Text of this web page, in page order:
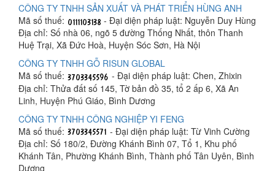
CÔNG TY TNHH SẢN XUẤT VÀ PHÁT TRIỂN HÙNG ANH
Mã số thuế:
- Đại diện pháp luật: Nguyễn Duy Hùng
Địa chỉ: Số nhà 06, ngõ 5 đường Thống Nhất, thôn Thanh
Huệ Trại, Xã Đức Hoà, Huyện Sóc Sơn, Hà Nội
CÔNG TY TNHH GỖ RISUN GLOBAL
Mã số thuế:
- Đại diện pháp luật: Chen, Zhixin
Địa chỉ: Thửa đất số 145, Tờ bản đồ 35, tổ 2 ấp 6, Xã An
Linh, Huyện Phú Giáo, Bình Dương
CÔNG TY TNHH CÔNG NGHIỆP YI FENG
Mã số thuế:
- Đại diện pháp luật: Từ Vinh Cường
Địa chỉ: Số 180/2, Đường Khánh Bình 07, Tổ 1, Khu phố
Khánh Tân, Phường Khánh Bình, Thành phố Tân Uyên, Bình
Dương